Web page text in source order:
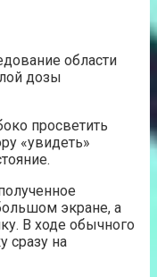
области
дозы
просветить
«увидеть»
экране, а
В ходе обычного
сразу на